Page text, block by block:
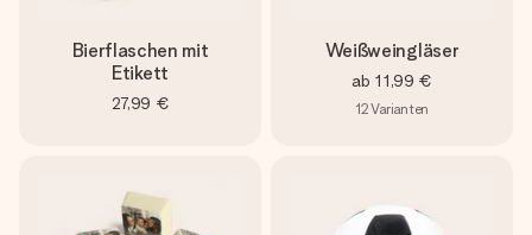
Bierflaschen mit
Etikett
27,99 €
Weißweingläser
ab 11,99 €
12Varianten